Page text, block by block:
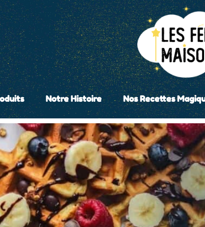
Notre Histoire Nos Recettes